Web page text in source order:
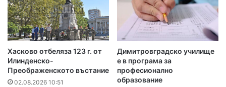
Хасково отбеляза 123 г. от
Илинденско-
Преображенското въстание
02.08.2026 10:51
Димитровградско училище
е в програма за
професионално
образование